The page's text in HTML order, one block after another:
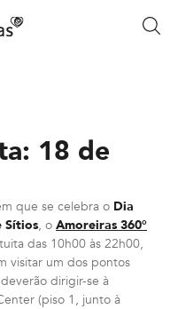
18 de
que se celebra o Dia
Sítios, o Amoreiras 360°
das 10h00 às 22h00,
visitar um dos pontos
dirigir-se à
(piso 1, junto à